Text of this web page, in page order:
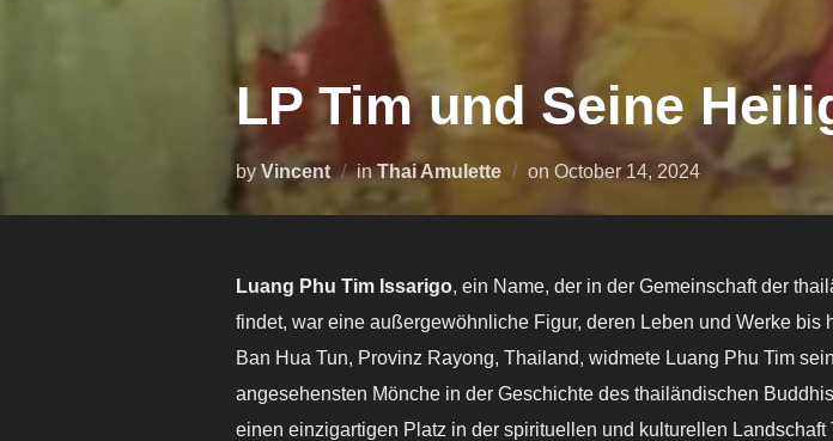
LP Tim und Seine
by Vincent inThai Amulette on Posted
October 14, 2024
Luang Phu Tim Issarigo, ein Name, der in der Gemeinschaft der
findet, war eine außergewöhnliche Figur, deren Leben und Werke
Ban Hua Tun, Provinz Rayong, Thailand, widmete Luang Phu Tim
angesehensten Mönche in der Geschichte des thailändischen
einen einzigartigen Platz in der spirituellen und kulturellen